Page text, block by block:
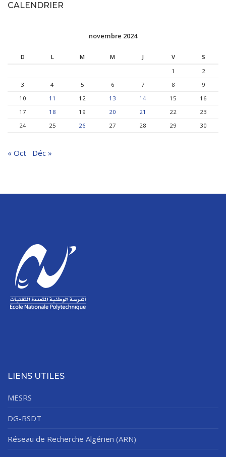
CALENDRIER
novembre 2024
D L M M J V
S
1
2
3
4 5 6 7 8
9
10
11 12 13 14 15
16
17
18 19 20 21 22
23
24
25 26 27 28 29 30
« Oct Déc »
LIENS UTILES
MESRS
DG-RSDT
Réseau de Recherche Algérien (ARN)